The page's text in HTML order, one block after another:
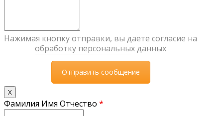
Нажимая кнопку отправки, вы даете согласие на
обработку персональных данных
X
Фамилия Имя Отчество *